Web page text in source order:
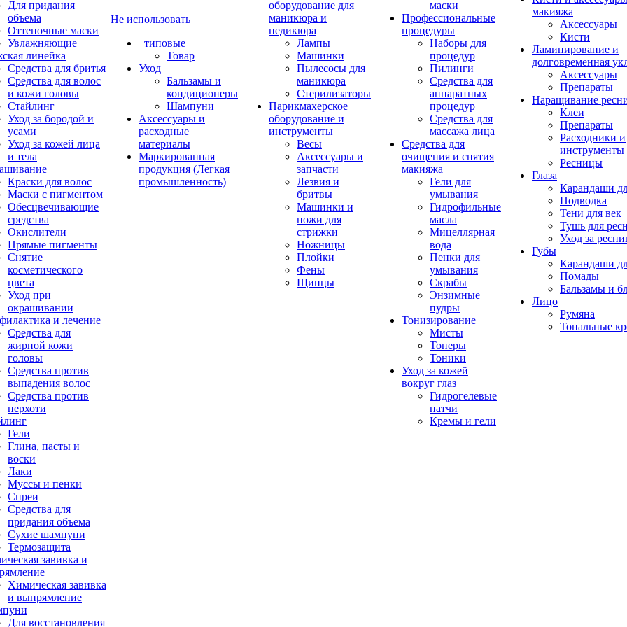
Для придания
объема
Оттеночные маски
Увлажняющие
линейка
Средства для бритья
Средства для волос
и кожи головы
Стайлинг
Уход за бородой и
усами
Уход за кожей лица
и тела
Краски для волос
Маски с пигментом
Обесцвечивающие
средства
Окислители
Прямые пигменты
Снятие
косметического
цвета
Уход при
окрашивании
и лечение
Средства для
жирной кожи
головы
Средства против
выпадения волос
Средства против
перхоти
Гели
Глина, пасты и
воски
Лаки
Муссы и пенки
Спреи
Средства для
придания объема
Сухие шампуни
Термозащита
завивка и
Химическая завивка
и выпрямление
Для восстановления
Не использовать
_типовые
Товар
Уход
Бальзамы и
кондиционеры
Шампуни
Аксессуары и
расходные
материалы
Маркированная
продукция (Легкая
промышленность)
оборудование для
маникюра и
педикюра
Лампы
Машинки
Пылесосы для
маникюра
Стерилизаторы
Парикмахерское
оборудование и
инструменты
Весы
Аксессуары и
запчасти
Лезвия и
бритвы
Машинки и
ножи для
стрижки
Ножницы
Плойки
Фены
Щипцы
маски
Профессиональные
процедуры
Наборы для
процедур
Пилинги
Средства для
аппаратных
процедур
Средства для
массажа лица
Средства для
очищения и снятия
макияжа
Гели для
умывания
Гидрофильные
масла
Мицеллярная
вода
Пенки для
умывания
Скрабы
Энзимные
пудры
Тонизирование
Мисты
Тонеры
Тоники
Уход за кожей
вокруг глаз
Гидрогелевые
патчи
Кремы и гели
макияжа
Аксессуары
Кисти
Ламинирование и
долговременная
Аксессуары
Препараты
Наращивание
Клеи
Препараты
Расходники и
инструменты
Ресницы
Глаза
Карандаши
Подводка
Тени для век
Тушь для
Уход за
Губы
Карандаши
Помады
Бальзамы и
Лицо
Румяна
Тональные